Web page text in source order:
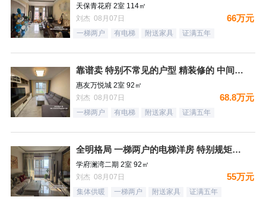
天保青花府 2室 114㎡
刘杰 08月07日
66万元
一梯两户 有电梯 附送家具 证满五年
靠谱卖 特别不常见的户型 精装修的 中间楼层 卫生间带窗户
惠友万悦城 2室 92㎡
刘杰 08月07日
68.8万元
一梯两户 有电梯 附送家具 证满五年
全明格局 一梯两户的电梯洋房 特别规矩的一个小区 集中供暖
学府澜湾二期 2室 92㎡
刘杰 08月07日
55万元
集体供暖 一梯两户 附送家具 证满五年